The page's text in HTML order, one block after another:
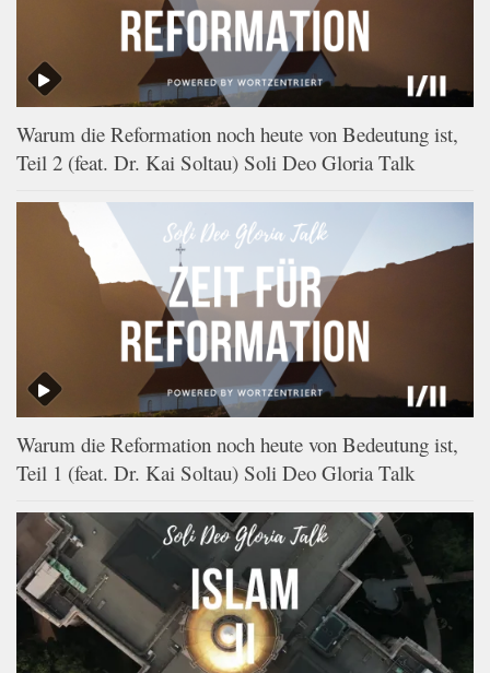
Warum die Reformation noch heute von Bedeutung ist,
Teil 2 (feat. Dr. Kai Soltau) Soli Deo Gloria Talk
Warum die Reformation noch heute von Bedeutung ist,
Teil 1 (feat. Dr. Kai Soltau) Soli Deo Gloria Talk